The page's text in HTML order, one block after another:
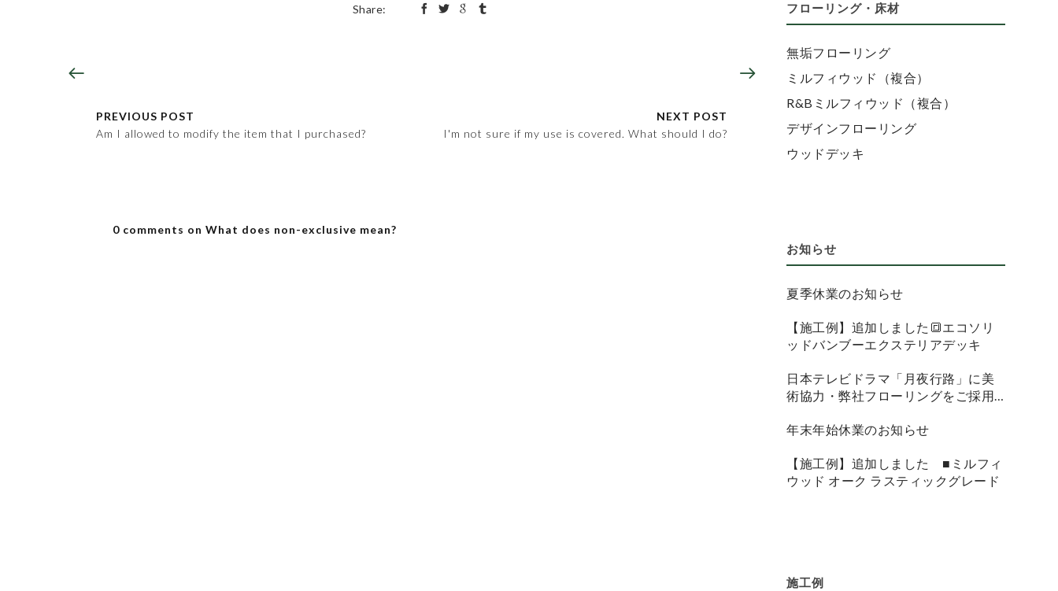
Share:
PREVIOUS POST
Am I allowed to modify the item that I purchased?
NEXT POST
I'm not sure if my use is covered. What should I do?
0 comments on What does non-exclusive mean?
フローリング・床材
無垢フローリング
ミルフィウッド（複合）
R&Bミルフィウッド（複合）
デザインフローリング
ウッドデッキ
お知らせ
夏季休業のお知らせ
【施工例】追加しました🔳エコソリ
ッドバンブーエクステリアデッキ
日本テレビドラマ「月夜行路」に美
術協力・弊社フローリングをご採用
年末年始休業のお知らせ
【施工例】追加しました ■ミルフィ
ウッド オーク ラスティックグレード
施工例